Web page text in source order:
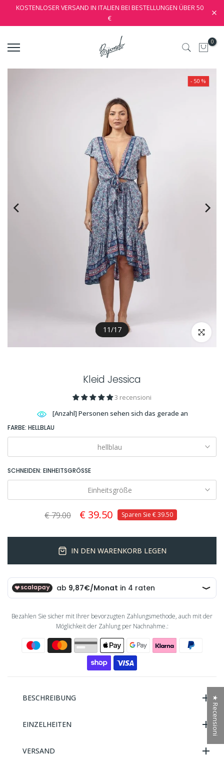
KOSTENLOSER VERSAND IN ITALIEN BEI BESTELLUNGEN ÜBER 50
€
0
11/17
- 50 %
klicken um
Kleid Jessica
3 recensioni
[Anzahl] Personen sehen sich das gerade an
FARBE: HELLBLAU
hellblau
SCHNEIDEN: EINHEITSGRÖSSE
Einheitsgröße
€ 79.00 € 39.50 Sparen Sie € 39.50
IN DEN WARENKORB LEGEN
Bezahlen Sie sicher mit Ihrer bevorzugten Zahlungsmethode, auch mit der
Möglichkeit der Zahlung per Nachnahme.:
BESCHREIBUNG
EINZELHEITEN
VERSAND
★ Recensioni